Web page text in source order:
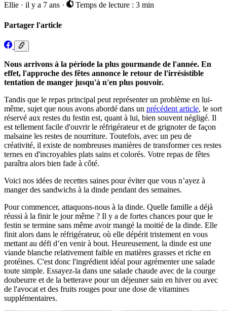
Ellie · il y a 7 ans · Temps de lecture : 3 min
Partager l'article
Nous arrivons à la période la plus gourmande de l'année. En
effet, l'approche des fêtes annonce le retour de l'irrésistible
tentation de manger jusqu'à n'en plus pouvoir.
Tandis que le repas principal peut représenter un problème en lui-
même, sujet que nous avons abordé dans un précédent article, le sort
réservé aux restes du festin est, quant à lui, bien souvent négligé. Il
est tellement facile d'ouvrir le réfrigérateur et de grignoter de façon
malsaine les restes de nourriture. Toutefois, avec un peu de
créativité, il existe de nombreuses manières de transformer ces restes
ternes en d'incroyables plats sains et colorés. Votre repas de fêtes
paraîtra alors bien fade à côté.
Voici nos idées de recettes saines pour éviter que vous n’ayez à
manger des sandwichs à la dinde pendant des semaines.
Pour commencer, attaquons-nous à la dinde. Quelle famille a déjà
réussi à la finir le jour même ? Il y a de fortes chances pour que le
festin se termine sans même avoir mangé la moitié de la dinde. Elle
finit alors dans le réfrigérateur, où elle dépérit tristement en vous
mettant au défi d’en venir à bout. Heureusement, la dinde est une
viande blanche relativement faible en matières grasses et riche en
protéines. C'est donc l'ingrédient idéal pour agrémenter une salade
toute simple. Essayez-la dans une salade chaude avec de la courge
doubeurre et de la betterave pour un déjeuner sain en hiver ou avec
de l'avocat et des fruits rouges pour une dose de vitamines
supplémentaires.